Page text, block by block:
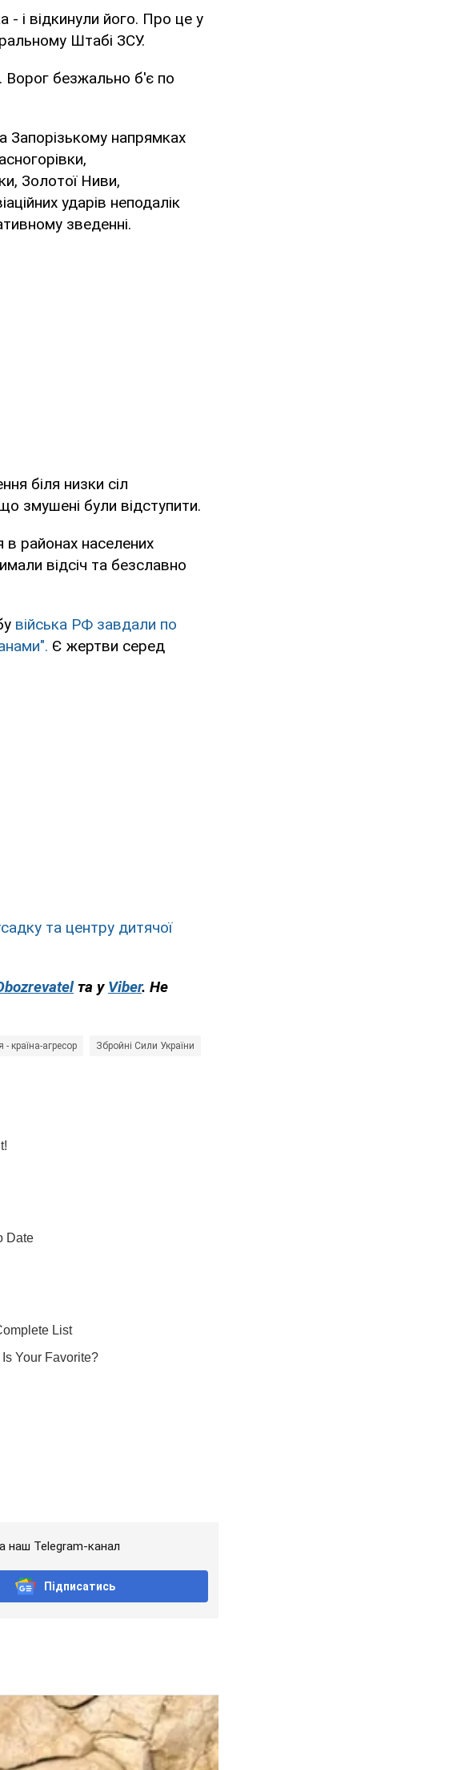
- і відкинули його. Про це у
Штабі ЗСУ.
Ворог безжально б'є по
Запорізькому напрямках
Золотої Ниви,
ударів неподалік
зведенні.
біля низки сіл
змушені були відступити.
районах населених
відсіч та безславно
війська РФ завдали по
Є жертви серед
та центру дитячої
та у Viber. Не
- країна-агресор Збройні Сили України
наш Telegram-канал
Підписатись